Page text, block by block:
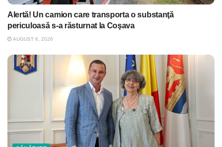
Alertă! Un camion care transporta o substanţă
periculoasă s-a răsturnat la Coşava
AUGUST 6, 2026